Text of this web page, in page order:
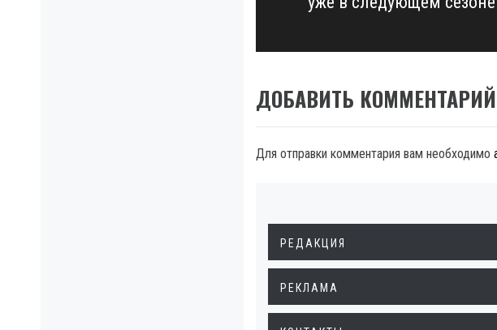
post:
ДОБАВИТЬ КОММЕНТАРИЙ
Для отправки комментария вам необходимо
РЕДАКЦИЯ
РЕКЛАМА